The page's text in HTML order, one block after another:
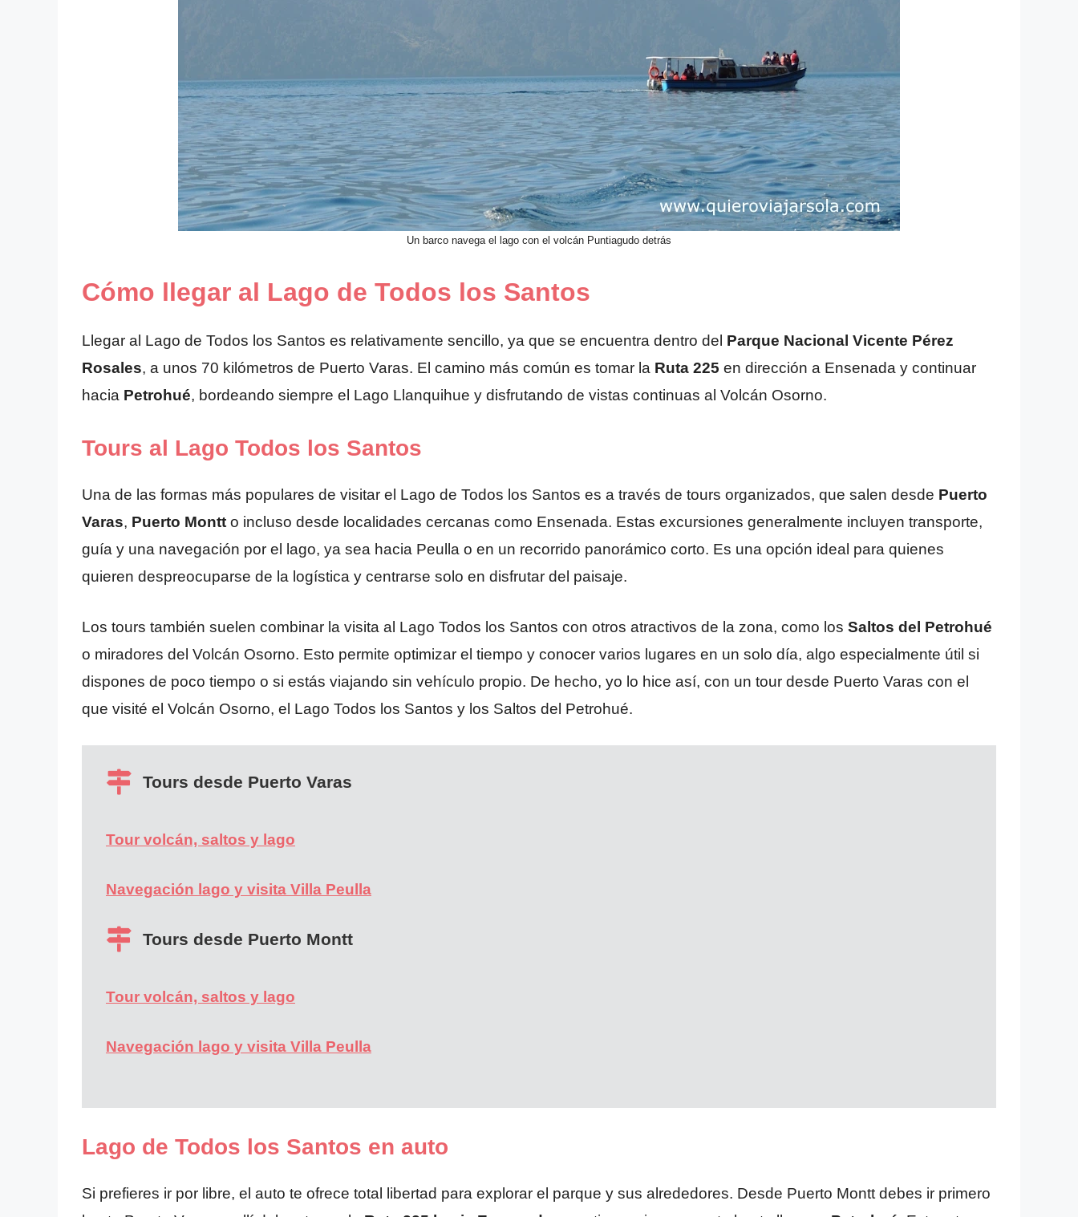
Un barco navega el lago con el volcán Puntiagudo detrás
Cómo llegar al Lago de Todos los Santos
Llegar al Lago de Todos los Santos es relativamente sencillo, ya que se encuentra dentro del Parque Nacional Vicente Pérez
Rosales, a unos 70 kilómetros de Puerto Varas. El camino más común es tomar la Ruta 225 en dirección a Ensenada y continuar
hacia Petrohué, bordeando siempre el Lago Llanquihue y disfrutando de vistas continuas al Volcán Osorno.
Tours al Lago Todos los Santos
Una de las formas más populares de visitar el Lago de Todos los Santos es a través de tours organizados, que salen desde Puerto
Varas, Puerto Montt o incluso desde localidades cercanas como Ensenada. Estas excursiones generalmente incluyen transporte,
guía y una navegación por el lago, ya sea hacia Peulla o en un recorrido panorámico corto. Es una opción ideal para quienes
quieren despreocuparse de la logística y centrarse solo en disfrutar del paisaje.
Los tours también suelen combinar la visita al Lago Todos los Santos con otros atractivos de la zona, como los Saltos del Petrohué
o miradores del Volcán Osorno. Esto permite optimizar el tiempo y conocer varios lugares en un solo día, algo especialmente útil si
dispones de poco tiempo o si estás viajando sin vehículo propio. De hecho, yo lo hice así, con un tour desde Puerto Varas con el
que visité el Volcán Osorno, el Lago Todos los Santos y los Saltos del Petrohué.
Tours desde Puerto Varas
Tour volcán, saltos y lago
Navegación lago y visita Villa Peulla
Tours desde Puerto Montt
Tour volcán, saltos y lago
Navegación lago y visita Villa Peulla
Lago de Todos los Santos en auto
Si prefieres ir por libre, el auto te ofrece total libertad para explorar el parque y sus alrededores. Desde Puerto Montt debes ir primero